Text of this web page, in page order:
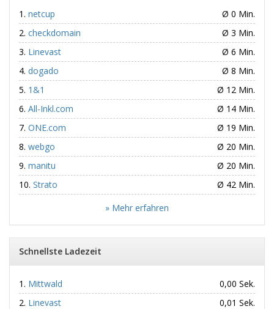
netcup
Ø 0 Min.
checkdomain
Ø 3 Min.
Linevast
Ø 6 Min.
dogado
Ø 8 Min.
1&1
Ø 12 Min.
All-Inkl.com
Ø 14 Min.
ONE.com
Ø 19 Min.
webgo
Ø 20 Min.
manitu
Ø 20 Min.
Strato
Ø 42 Min.
» Mehr erfahren
Schnellste Ladezeit
Mittwald
0,00 Sek.
Linevast
0,01 Sek.